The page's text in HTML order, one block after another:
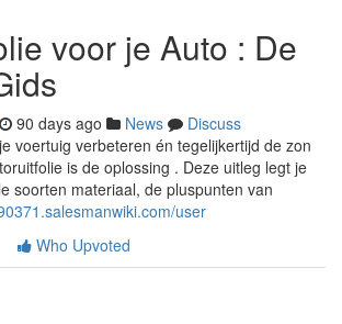
voor je Auto : De
90 days ago News
Discuss
voertuig verbeteren én tegelijkertijd de zon
is de oplossing . Deze uitleg legt je
soorten materiaal, de pluspunten van
user
Who Upvoted